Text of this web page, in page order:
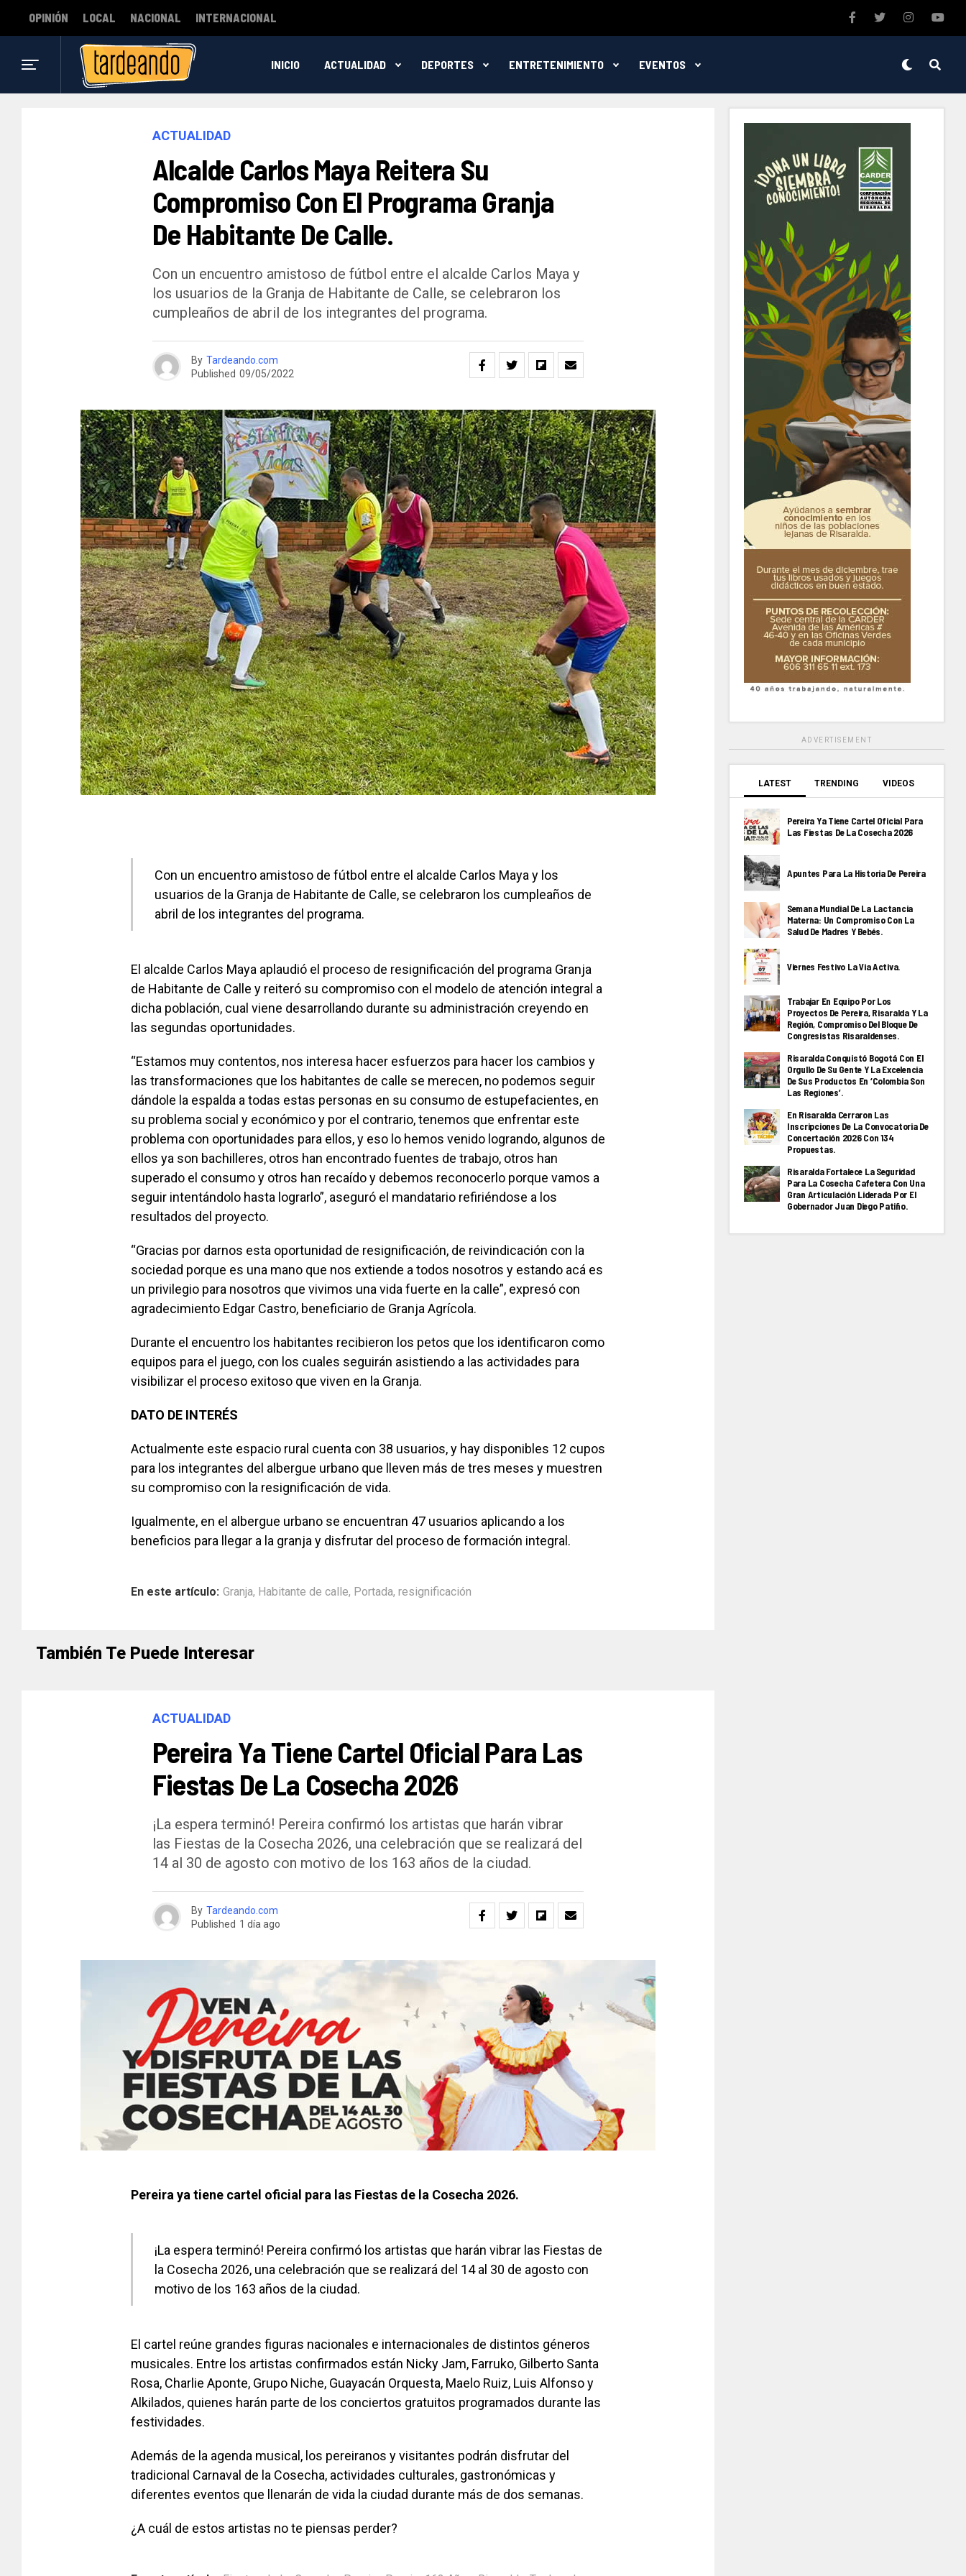
OPINIÓN LOCAL NACIONAL INTERNACIONAL
INICIO ACTUALIDAD DEPORTES ENTRETENIMIENTO EVENTOS
ACTUALIDAD
Alcalde Carlos Maya Reitera Su
Compromiso Con El Programa Granja
De Habitante De Calle.
Con un encuentro amistoso de fútbol entre el alcalde Carlos Maya y
los usuarios de la Granja de Habitante de Calle, se celebraron los
cumpleaños de abril de los integrantes del programa.
By Tardeando.com
Published 09/05/2022
Con un encuentro amistoso de fútbol entre el alcalde Carlos Maya y los
usuarios de la Granja de Habitante de Calle, se celebraron los cumpleaños de
abril de los integrantes del programa.
El alcalde Carlos Maya aplaudió el proceso de resignificación del programa Granja
de Habitante de Calle y reiteró su compromiso con el modelo de atención integral a
dicha población, cual viene desarrollando durante su administración creyendo en
las segundas oportunidades.
“Estamos muy contentos, nos interesa hacer esfuerzos para hacer los cambios y
las transformaciones que los habitantes de calle se merecen, no podemos seguir
dándole la espalda a todas estas personas en su consumo de estupefacientes, en
su problema social y económico y por el contrario, tenemos que enfrentar este
problema con oportunidades para ellos, y eso lo hemos venido logrando, algunos de
ellos ya son bachilleres, otros han encontrado fuentes de trabajo, otros han
superado el consumo y otros han recaído y debemos reconocerlo porque vamos a
seguir intentándolo hasta lograrlo”, aseguró el mandatario refiriéndose a los
resultados del proyecto.
“Gracias por darnos esta oportunidad de resignificación, de reivindicación con la
sociedad porque es una mano que nos extiende a todos nosotros y estando acá es
un privilegio para nosotros que vivimos una vida fuerte en la calle”, expresó con
agradecimiento Edgar Castro, beneficiario de Granja Agrícola.
Durante el encuentro los habitantes recibieron los petos que los identificaron como
equipos para el juego, con los cuales seguirán asistiendo a las actividades para
visibilizar el proceso exitoso que viven en la Granja.
DATO DE INTERÉS
Actualmente este espacio rural cuenta con 38 usuarios, y hay disponibles 12 cupos
para los integrantes del albergue urbano que lleven más de tres meses y muestren
su compromiso con la resignificación de vida.
Igualmente, en el albergue urbano se encuentran 47 usuarios aplicando a los
beneficios para llegar a la granja y disfrutar del proceso de formación integral.
En este artículo: Granja, Habitante de calle, Portada, resignificación
También Te Puede Interesar
ACTUALIDAD
Pereira Ya Tiene Cartel Oficial Para Las
Fiestas De La Cosecha 2026
¡La espera terminó! Pereira confirmó los artistas que harán vibrar
las Fiestas de la Cosecha 2026, una celebración que se realizará del
14 al 30 de agosto con motivo de los 163 años de la ciudad.
By Tardeando.com
Published 1 día ago
Pereira ya tiene cartel oficial para las Fiestas de la Cosecha 2026.
¡La espera terminó! Pereira confirmó los artistas que harán vibrar las Fiestas de
la Cosecha 2026, una celebración que se realizará del 14 al 30 de agosto con
motivo de los 163 años de la ciudad.
El cartel reúne grandes figuras nacionales e internacionales de distintos géneros
musicales. Entre los artistas confirmados están Nicky Jam, Farruko, Gilberto Santa
Rosa, Charlie Aponte, Grupo Niche, Guayacán Orquesta, Maelo Ruiz, Luis Alfonso y
Alkilados, quienes harán parte de los conciertos gratuitos programados durante las
festividades.
Además de la agenda musical, los pereiranos y visitantes podrán disfrutar del
tradicional Carnaval de la Cosecha, actividades culturales, gastronómicas y
diferentes eventos que llenarán de vida la ciudad durante más de dos semanas.
¿A cuál de estos artistas no te piensas perder?
ADVERTISEMENT
LATEST TRENDING VIDEOS
Pereira Ya Tiene Cartel Oficial Para
Las Fiestas De La Cosecha 2026
Apuntes Para La Historia De Pereira
Semana Mundial De La Lactancia
Materna: Un Compromiso Con La
Salud De Madres Y Bebés.
Viernes Festivo La Via Activa.
Trabajar En Equipo Por Los
Proyectos De Pereira, Risaralda Y La
Región, Compromiso Del Bloque De
Congresistas Risaraldenses.
Risaralda Conquistó Bogotá Con El
Orgullo De Su Gente Y La Excelencia
De Sus Productos En ‘Colombia Son
Las Regiones’.
En Risaralda Cerraron Las
Inscripciones De La Convocatoria De
Concertación 2026 Con 134
Propuestas.
Risaralda Fortalece La Seguridad
Para La Cosecha Cafetera Con Una
Gran Articulación Liderada Por El
Gobernador Juan Diego Patiño.